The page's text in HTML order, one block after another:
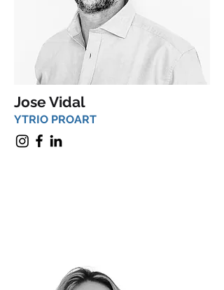
Jose Vidal
YTRIO PROART